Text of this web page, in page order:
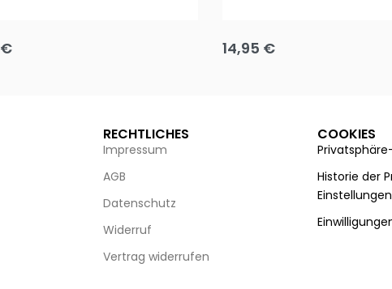
€
14,95 €
RECHTLICHES
Impressum
AGB
Datenschutz
Widerruf
Vertrag widerrufen
COOKIES
Historie der
Einstellungen